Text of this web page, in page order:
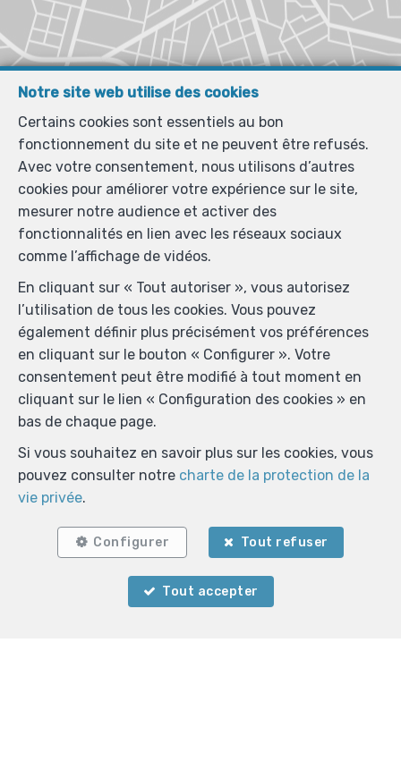
Localiser sur la carte
Notre site web utilise des cookies
Certains cookies sont essentiels au bon
fonctionnement du site et ne peuvent être refusés.
Avec votre consentement, nous utilisons d’autres
cookies pour améliorer votre expérience sur le site,
mesurer notre audience et activer des
fonctionnalités en lien avec les réseaux sociaux
comme l’affichage de vidéos.
En cliquant sur « Tout autoriser », vous autorisez
l’utilisation de tous les cookies. Vous pouvez
également définir plus précisément vos préférences
en cliquant sur le bouton « Configurer ». Votre
consentement peut être modifié à tout moment en
cliquant sur le lien « Configuration des cookies » en
bas de chaque page.
Si vous souhaitez en savoir plus sur les cookies, vous
pouvez consulter notre charte de la protection de la
vie privée.
Configurer Tout refuser
Tout accepter